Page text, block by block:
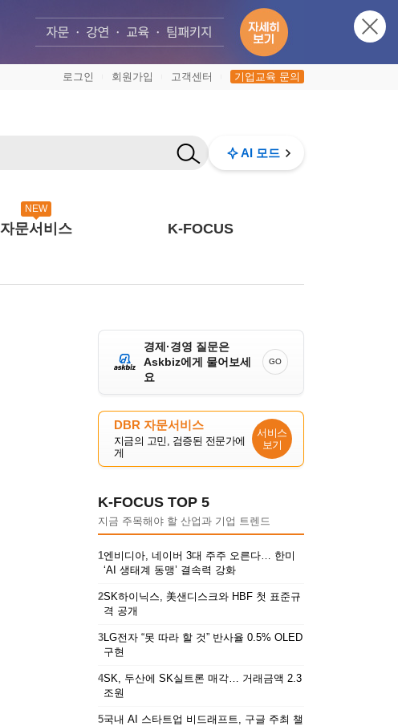
로그인 회원가입 고객센터 기업교육 문의
AI 모드
NEW
자문서비스 K-FOCUS
경제·경영 질문은
Askbiz에게 물어보세
요
GO
DBR 자문서비스
지금의 고민, 검증된 전문가에
게
서비스
보기
K-FOCUS TOP 5
지금 주목해야 할 산업과 기업 트렌드
1엔비디아, 네이버 3대 주주 오른다… 한미
‘AI 생태계 동맹’ 결속력 강화
2SK하이닉스, 美샌디스크와 HBF 첫 표준규
격 공개
3LG전자 “못 따라 할 것” 반사율 0.5% OLED
구현
4SK, 두산에 SK실트론 매각… 거래금액 2.3
조원
5국내 AI 스타트업 비드래프트, 구글 주최 챌